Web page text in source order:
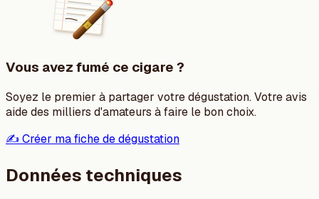
Vous avez fumé ce cigare ?
Soyez le premier à partager votre dégustation. Votre avis
aide des milliers d'amateurs à faire le bon choix.
✍️ Créer ma fiche de dégustation
Données techniques